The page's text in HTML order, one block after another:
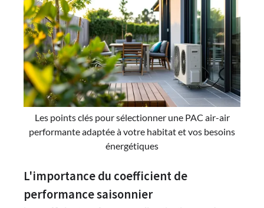
Les points clés pour sélectionner une PAC air-air
performante adaptée à votre habitat et vos besoins
énergétiques
L'importance du coefficient de
performance saisonnier